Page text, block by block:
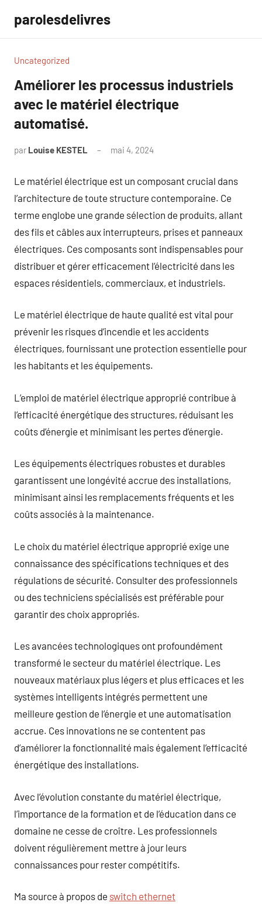
contenu
parolesdelivres
Uncategorized
Améliorer les processus industriels
avec le matériel électrique
automatisé.
par Louise KESTEL mai 4, 2024
Le matériel électrique est un composant crucial dans
l’architecture de toute structure contemporaine. Ce
terme englobe une grande sélection de produits, allant
des fils et câbles aux interrupteurs, prises et panneaux
électriques. Ces composants sont indispensables pour
distribuer et gérer efficacement l’électricité dans les
espaces résidentiels, commerciaux, et industriels.
Le matériel électrique de haute qualité est vital pour
prévenir les risques d’incendie et les accidents
électriques, fournissant une protection essentielle pour
les habitants et les équipements.
L’emploi de matériel électrique approprié contribue à
l’efficacité énergétique des structures, réduisant les
coûts d’énergie et minimisant les pertes d’énergie.
Les équipements électriques robustes et durables
garantissent une longévité accrue des installations,
minimisant ainsi les remplacements fréquents et les
coûts associés à la maintenance.
Le choix du matériel électrique approprié exige une
connaissance des spécifications techniques et des
régulations de sécurité. Consulter des professionnels
ou des techniciens spécialisés est préférable pour
garantir des choix appropriés.
Les avancées technologiques ont profoundément
transformé le secteur du matériel électrique. Les
nouveaux matériaux plus légers et plus efficaces et les
systèmes intelligents intégrés permettent une
meilleure gestion de l’énergie et une automatisation
accrue. Ces innovations ne se contentent pas
d’améliorer la fonctionnalité mais également l’efficacité
énergétique des installations.
Avec l’évolution constante du matériel électrique,
l’importance de la formation et de l’éducation dans ce
domaine ne cesse de croître. Les professionnels
doivent régulièrement mettre à jour leurs
connaissances pour rester compétitifs.
Ma source à propos de switch ethernet